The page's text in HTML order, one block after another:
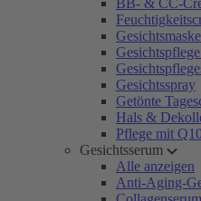
BB- & CC-
Gesichtsspray
Getönte
Hals &
Pflege mit
Gesichtsserum
Alle anzeigen
Anti-Aging-